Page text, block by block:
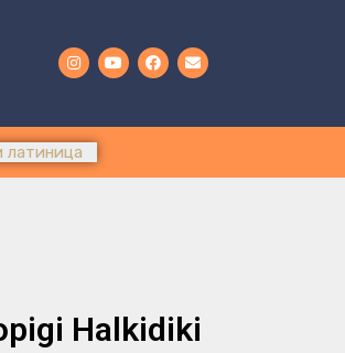
Halkidiki